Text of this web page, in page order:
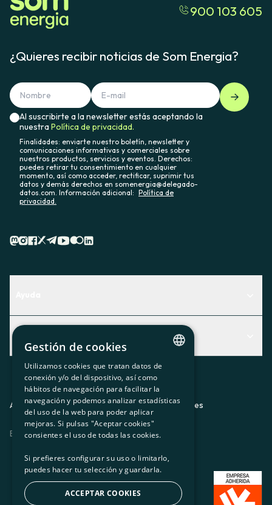
900 103 605
¿Quieres recibir noticias de Som Energia?
Al suscribirte a la newsletter estás aceptando la
nuestraPolítica de privacidad.
Finalidades: enviarte nuestro boletín, newsletter y
comunicaciones informativas y comerciales sobre
nuestros productos, servicios y eventos. Derechos:
puedes retirar tu consentimiento en cualquier
momento, así como acceder, rectificar, suprimir tus
datos y demás derechos en somenergia@delegado-
datos.com. Información adicional: Política de
privacidad.
Descubre qué servicio te encaja mejor
Contacto
Actualidad
El rincón de la socia
Prensa
Trabaja con nosotros
Aviso legalPolítica de privacidadPolítica de cookies
ES CAGLEU
CATALAN
SPANISH
GL
BASQUE
Gestión de cookies
Utilizamos cookies que tratan datos de
conexión y/o del dispositivo, así como
hábitos de navegación para facilitar la
navegación y podemos analizar estadísticas
del uso de la web para poder aplicar
mejoras. Si pulsas "Aceptar cookies"
consientes el uso de todas las cookies.
Si prefieres configurar su uso o limitarlo,
puedes hacer tu selección y guardarla.
ACCEPTAR COOKIES